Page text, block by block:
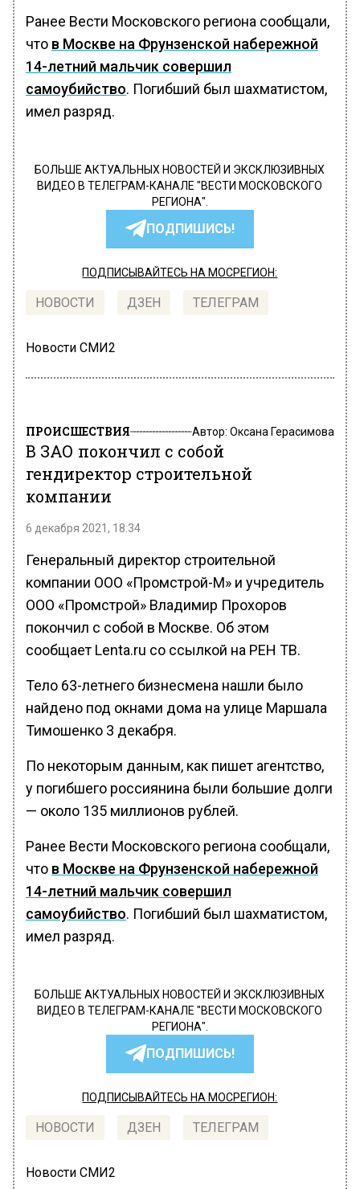
Ранее Вести Московского региона сообщали,
что в Москве на Фрунзенской набережной
14-летний мальчик совершил
самоубийство. Погибший был шахматистом,
имел разряд.
БОЛЬШЕ АКТУАЛЬНЫХ НОВОСТЕЙ И ЭКСКЛЮЗИВНЫХ
ВИДЕО В ТЕЛЕГРАМ-КАНАЛЕ "ВЕСТИ МОСКОВСКОГО
РЕГИОНА".
ПОДПИШИСЬ!
ПОДПИСЫВАЙТЕСЬ НА МОСРЕГИОН:
НОВОСТИ ДЗЕН ТЕЛЕГРАМ
Новости СМИ2
ПРОИСШЕСТВИЯ Автор: Оксана Герасимова
В ЗАО покончил с собой
гендиректор строительной
компании
6 декабря 2021, 18:34
Генеральный директор строительной
компании ООО «Промстрой-М» и учредитель
ООО «Промстрой» Владимир Прохоров
покончил с собой в Москве. Об этом
сообщает Lenta.ru со ссылкой на РЕН ТВ.
Тело 63-летнего бизнесмена нашли было
найдено под окнами дома на улице Маршала
Тимошенко 3 декабря.
По некоторым данным, как пишет агентство,
у погибшего россиянина были большие долги
— около 135 миллионов рублей.
Ранее Вести Московского региона сообщали,
что в Москве на Фрунзенской набережной
14-летний мальчик совершил
самоубийство. Погибший был шахматистом,
имел разряд.
БОЛЬШЕ АКТУАЛЬНЫХ НОВОСТЕЙ И ЭКСКЛЮЗИВНЫХ
ВИДЕО В ТЕЛЕГРАМ-КАНАЛЕ "ВЕСТИ МОСКОВСКОГО
РЕГИОНА".
ПОДПИШИСЬ!
ПОДПИСЫВАЙТЕСЬ НА МОСРЕГИОН:
НОВОСТИ ДЗЕН ТЕЛЕГРАМ
Новости СМИ2